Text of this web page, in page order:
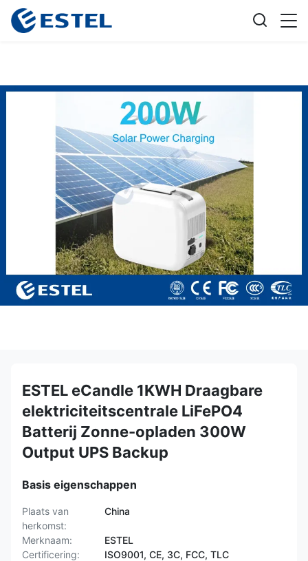
ESTEL eCandle 1KWH Draagbare
elektriciteitscentrale LiFePO4
Batterij Zonne-opladen 300W
Output UPS Backup
Basis eigenschappen
Plaats van
herkomst:
China
Merknaam:
ESTEL
Certificering:
ISO9001, CE, 3C, FCC, TLC